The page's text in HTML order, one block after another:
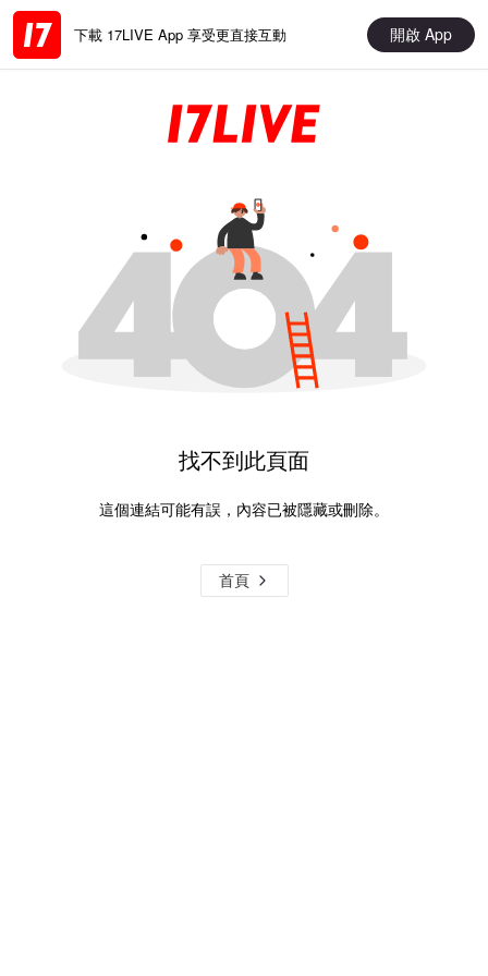
下載 17LIVE App 享受更直接互動 開啟 App
找不到此頁面
這個連結可能有誤，內容已被隱藏或刪除。
首頁